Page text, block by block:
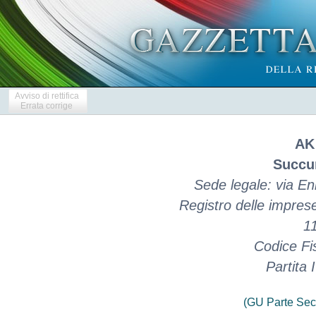
Avviso di rettifica
Errata corrige
Sede legale: via
Registro delle
Codice
Partita
(GU Parte